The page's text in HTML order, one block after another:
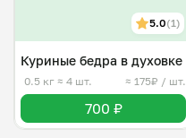
5.0(1)
Куриные бедра в духовке
0.5 кг ≈ 4 шт. ≈ 175₽ / шт.
700 ₽